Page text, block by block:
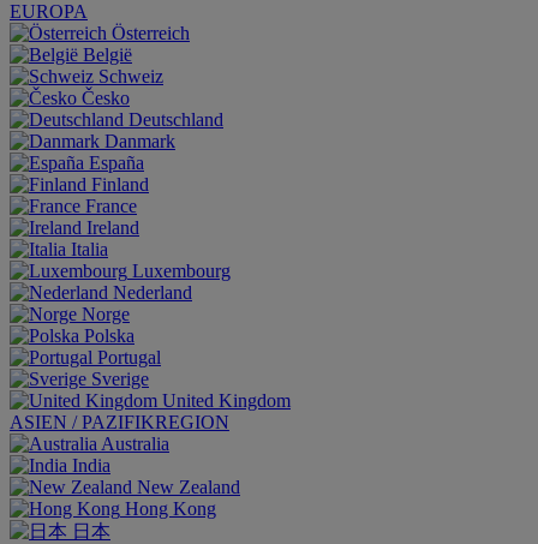
EUROPA
Österreich
België
Schweiz
Česko
Deutschland
Danmark
España
Finland
France
Ireland
Italia
Luxembourg
Nederland
Norge
Polska
Portugal
Sverige
United Kingdom
ASIEN / PAZIFIKREGION
Australia
India
New Zealand
Hong Kong
日本